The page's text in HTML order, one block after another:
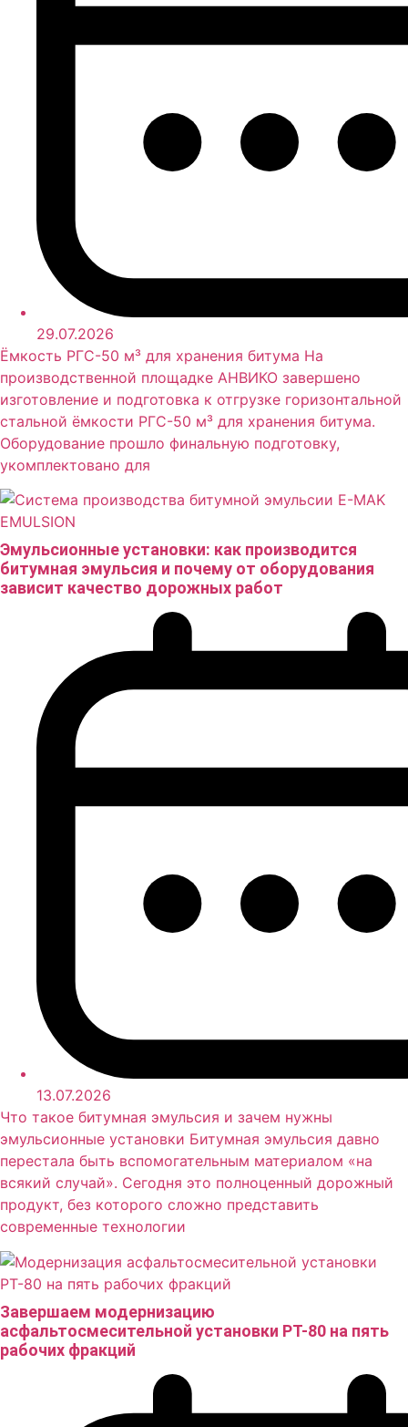
29.07.2026
Ёмкость РГС-50 м³ для хранения битума На
производственной площадке АНВИКО завершено
изготовление и подготовка к отгрузке горизонтальной
стальной ёмкости РГС-50 м³ для хранения битума.
Оборудование прошло финальную подготовку,
укомплектовано для
Эмульсионные установки: как производится
битумная эмульсия и почему от оборудования
зависит качество дорожных работ
13.07.2026
Что такое битумная эмульсия и зачем нужны
эмульсионные установки Битумная эмульсия давно
перестала быть вспомогательным материалом «на
всякий случай». Сегодня это полноценный дорожный
продукт, без которого сложно представить
современные технологии
Завершаем модернизацию
асфальтосмесительной установки РТ-80 на пять
рабочих фракций